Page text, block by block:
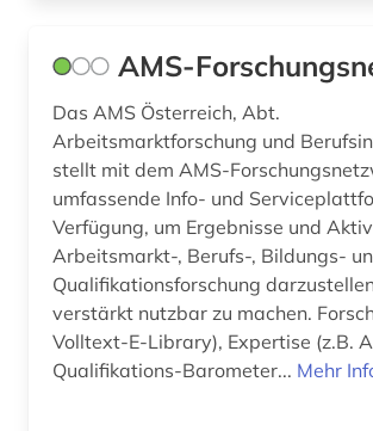
erzieher (1)
erziehung (13)
erziehungsiwssenschaft (1)
erziehungspraxis (1)
erziehungswesen (1)
erziehungswissenschaft (23)
erziehungswissenschaften (8)
AMS-
Das AMS Österreich, Abt.
Arbeitsmarktforschung und
stellt mit dem AMS-
umfassende Info- und
Verfügung, um Ergebnisse und
Arbeitsmarkt-, Berufs-, Bildungs- und
Qualifikationsforschung
verstärkt nutzbar zu machen. Forschung (z.B.
Volltext-E-Library), Expertise (z.B.
Qualifikations-Barometer... Mehr